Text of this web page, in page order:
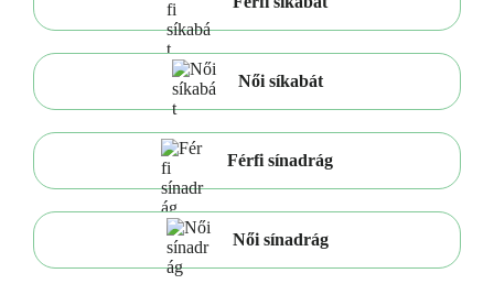
Női síkabát
Férfi sínadrág
Női sínadrág